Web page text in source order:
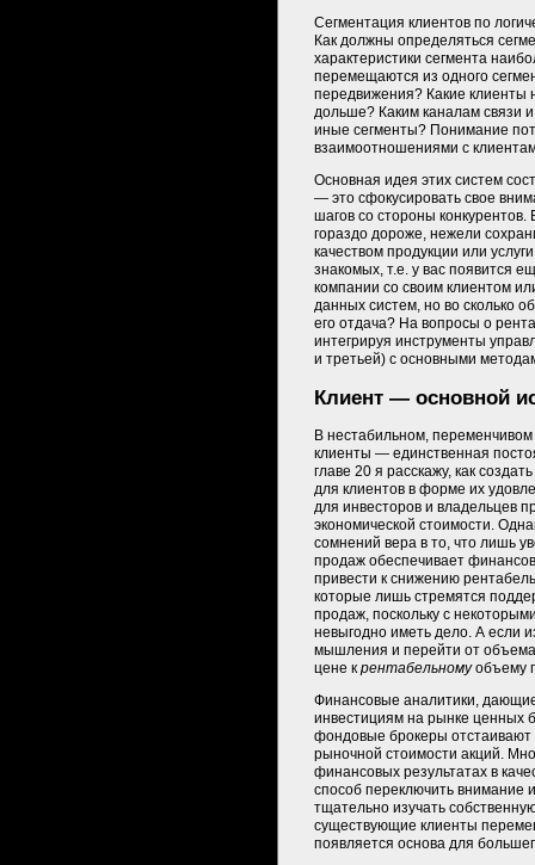
Сегментация клиентов по
Как должны определяться
характеристики сегмента
перемещаются из одного
передвижения? Какие клиенты
дольше? Каким каналам связи
иные сегменты? Понимание
взаимоотношениями с
Основная идея этих систем
— это сфокусировать свое
шагов со стороны конкурентов.
гораздо дороже, нежели
качеством продукции или
знакомых, т.е. у вас появится
компании со своим клиентом
данных систем, но во сколько
его отдача? На вопросы о
интегрируя инструменты
и третьей) с основными
Клиент — основной
В нестабильном,
клиенты — единственная
главе 20 я расскажу, как
для клиентов в форме их
для инвесторов и владельцев
экономической стоимости.
сомнений вера в то, что лишь
продаж обеспечивает
привести к снижению
которые лишь стремятся
продаж, поскольку с
невыгодно иметь дело. А если
мышления и перейти от
цене к рентабельномуобъему
Финансовые аналитики,
инвестициям на рынке ценных
фондовые брокеры отстаивают
рыночной стоимости акций.
финансовых результатах в
способ переключить внимание
тщательно изучать
существующие клиенты
появляется основа для